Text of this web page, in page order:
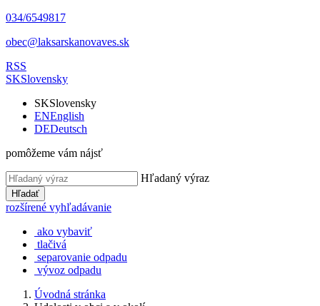
034/6549817
obec@laksarskanovaves.sk
RSS
SKSlovensky
SKSlovensky
ENEnglish
DEDeutsch
pomôžeme vám nájsť
Hľadaný výraz
Hľadať
rozšírené vyhľadávanie
ako vybaviť
tlačivá
separovanie odpadu
vývoz odpadu
Úvodná stránka